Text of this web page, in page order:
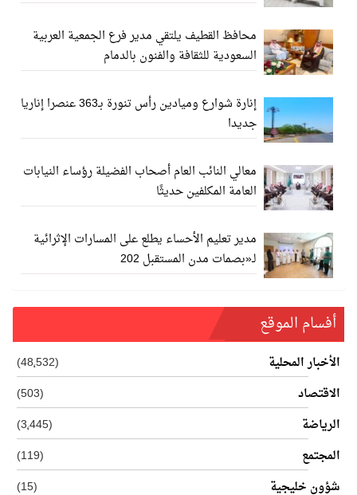
محافظ القطيف يلتقي مدير فرع الجمعية العربية
السعودية للثقافة والفنون بالدمام
إنارة شوارع وميادين رأس تنورة بـ363 عنصرا إناريا
جديدا
معالي النائب العام أصحاب الفضيلة رؤساء النيابات
العامة المكلفين حديثًا
مدير تعليم الأحساء يطلع على المسارات الإثرائية
لـ«بصمات مدن المستقبل 202
أفسام الموقع
الأخبار المحلية
(48٬532)
الاقتصاد
(503)
الرياضة
(3٬445)
المجتمع
(119)
شؤون خليجية
(15)